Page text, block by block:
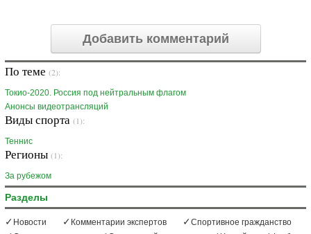
Добавить комментарий
По теме (2):
Токио-2020. Россия под нейтральным флагом
Анонсы видеотрансляций
Виды спорта (1):
Теннис
Регионы (1):
За рубежом
Разделы
Новости Комментарии экспертов
Спортивное гражданство